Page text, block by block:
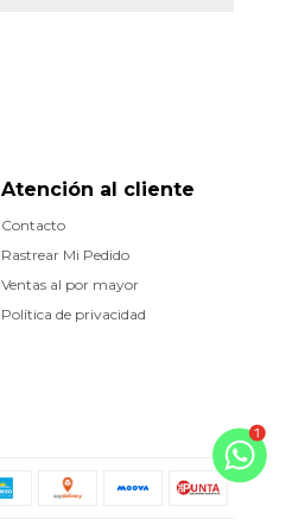
Atención al cliente
Contacto
Rastrear Mi Pedido
Ventas al por mayor
Política de privacidad